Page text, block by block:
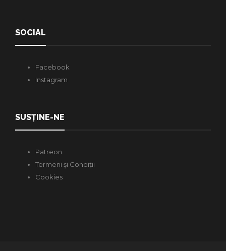
SOCIAL
Facebook
Instagram
SUSȚINE-NE
Patreon
Termeni și Condiții
Cookies